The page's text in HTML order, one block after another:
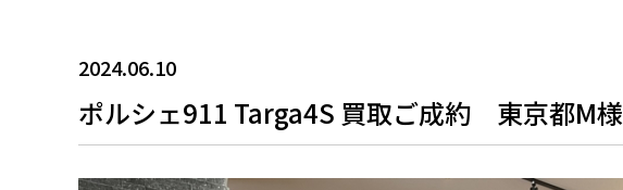
2024.06.10
ポルシェ911 Targa4S 買取ご成約 東京都M様